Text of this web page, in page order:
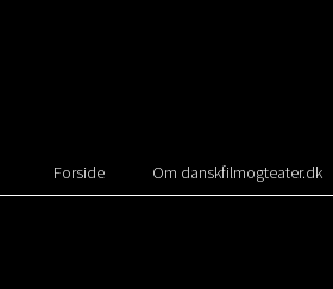
Forside Om danskfilmogteater.dk